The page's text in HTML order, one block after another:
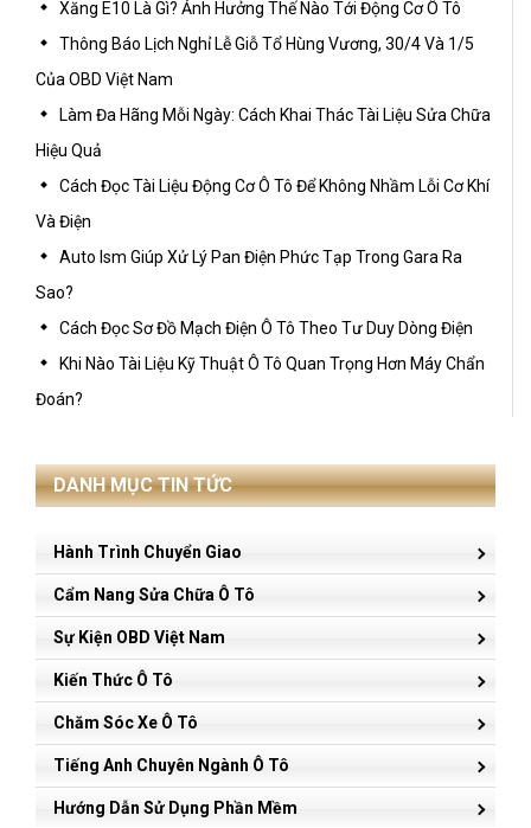
Xăng E10 Là Gì? Ảnh Hưởng Thế Nào Tới Động Cơ Ô Tô
Thông Báo Lịch Nghỉ Lễ Giỗ Tổ Hùng Vương, 30/4 Và 1/5
Của OBD Việt Nam
Làm Đa Hãng Mỗi Ngày: Cách Khai Thác Tài Liệu Sửa Chữa
Hiệu Quả
Cách Đọc Tài Liệu Động Cơ Ô Tô Để Không Nhầm Lỗi Cơ Khí
Và Điện
Auto Ism Giúp Xử Lý Pan Điện Phức Tạp Trong Gara Ra
Sao?
Cách Đọc Sơ Đồ Mạch Điện Ô Tô Theo Tư Duy Dòng Điện
Khi Nào Tài Liệu Kỹ Thuật Ô Tô Quan Trọng Hơn Máy Chẩn
Đoán?
DANH MỤC TIN TỨC
Hành Trình Chuyển Giao
Cẩm Nang Sửa Chữa Ô Tô
Sự Kiện OBD Việt Nam
Kiến Thức Ô Tô
Chăm Sóc Xe Ô Tô
Tiếng Anh Chuyên Ngành Ô Tô
Hướng Dẫn Sử Dụng Phần Mềm